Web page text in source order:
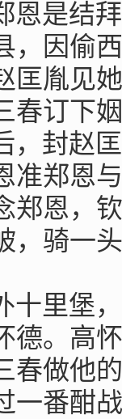
恩是结
，因偷
匡胤见
春订下
，封赵
准郑恩
郑恩，
，骑一
十里堡
德。高
春做他
一番酣